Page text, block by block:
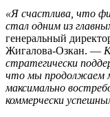
«Я счастлива, что
стал одним из
генеральный
Жигалова-Озкан. —
стратегически
что мы продолжаем
максимально
коммерчески